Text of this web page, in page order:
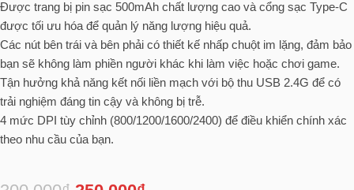
Được trang bị pin sạc 500mAh chất lượng cao và cổng sạc Type-C
được tối ưu hóa để quản lý năng lượng hiệu quả.
Các nút bên trái và bên phải có thiết kế nhấp chuột im lặng, đảm bảo
bạn sẽ không làm phiền người khác khi làm việc hoặc chơi game.
Tận hưởng khả năng kết nối liền mạch với bộ thu USB 2.4G để có
trải nghiệm đáng tin cậy và không bị trễ.
4 mức DPI tùy chỉnh (800/1200/1600/2400) để điều khiển chính xác
theo nhu cầu của bạn.